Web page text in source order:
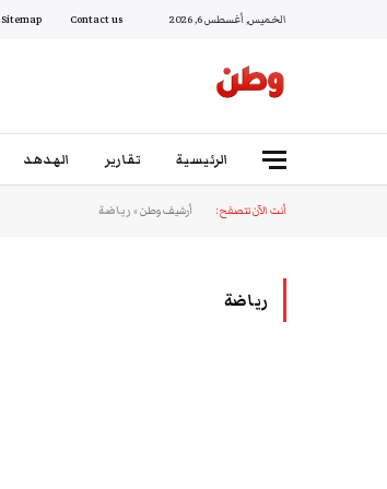
الخميس, أغسطس 6, 2026 Contact us
Sitemap
الرئيسية تقارير الهدهد
أنت الآن تتصفح: أرشيف وطن»رياضة
رياضة